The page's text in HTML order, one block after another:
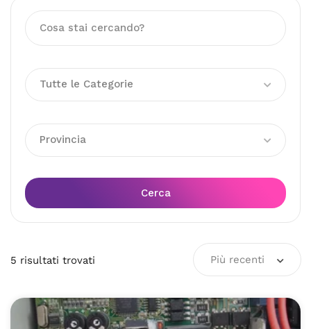
Tutte le Categorie
Provincia
Cerca
5 risultati trovati Più recenti